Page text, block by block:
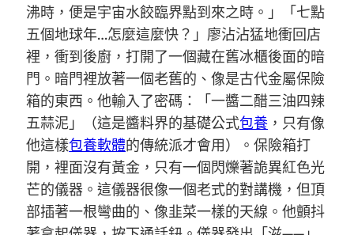
沸時，便是宇宙水餃臨界點到來之時。」「七點
五個地球年…怎麼這麼快？」廖沾沾猛地衝回店
裡，衝到後廚，打開了一個藏在舊冰櫃後面的暗
門。暗門裡放著一個老舊的、像是古代金屬保險
箱的東西。他輸入了密碼：「一醬二醋三油四辣
五蒜泥」（這是醬料界的基礎公式包養 ，只有像
他這樣包養軟體的傳統派才會用）。保險箱打
開，裡面沒有黃金，只有一個閃爍著詭異紅色光
芒的儀器。這儀器很像一個老式的對講機，但頂
部插著一根彎曲的、像韭菜一樣的天線。他顫抖